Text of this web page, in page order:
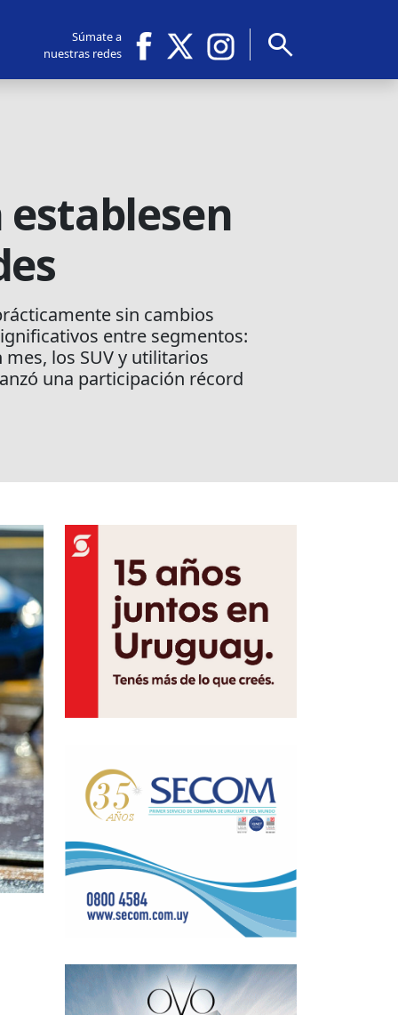
Súmate a
nuestras redes
search
sin cambios
entre segmentos:
los SUV y utilitarios
una participación récord